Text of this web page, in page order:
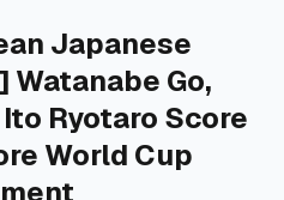
Japanese
Watanabe Go,
Ryotaro Score
World Cup